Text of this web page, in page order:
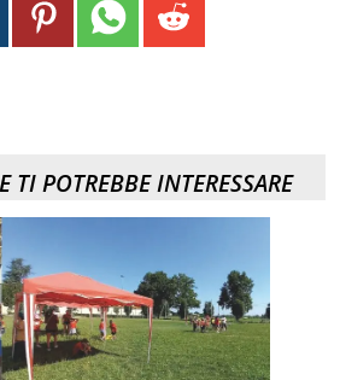
TI POTREBBE INTERESSARE